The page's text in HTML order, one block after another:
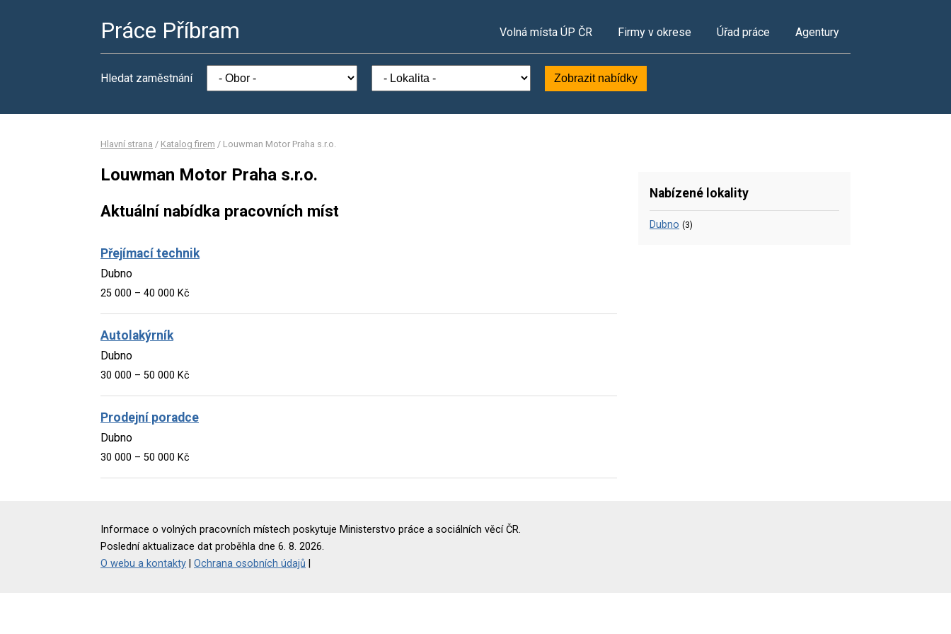
Práce Příbram Volná místa ÚP ČR Firmy v okrese Úřad práce Agentury
Hledat zaměstnání Zobrazit nabídky
Hlavní strana / Katalog firem / Louwman Motor Praha s.r.o.
Louwman Motor Praha s.r.o.
Aktuální nabídka pracovních míst
Přejímací technik
Dubno
25 000 – 40 000 Kč
Autolakýrník
Dubno
30 000 – 50 000 Kč
Prodejní poradce
Dubno
30 000 – 50 000 Kč
Nabízené lokality
Dubno (3)
Informace o volných pracovních místech poskytuje Ministerstvo práce a sociálních věcí ČR.
Poslední aktualizace dat proběhla dne 6. 8. 2026.
O webu a kontakty
Ochrana osobních údajů